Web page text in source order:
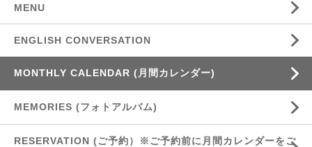
MENU
ENGLISH CONVERSATION
MONTHLY CALENDAR (月間カレンダー)
MEMORIES (フォトアルバム)
RESERVATION (ご予約）※ご予約前に月間カレンダーをご